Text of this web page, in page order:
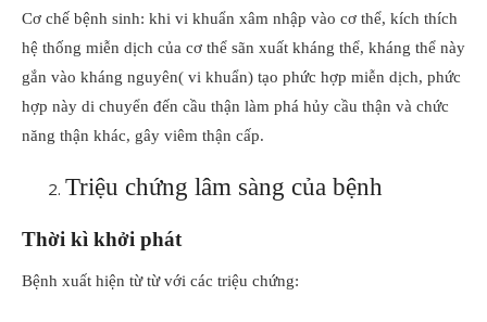
Cơ chế bệnh sinh: khi vi khuẩn xâm nhập vào cơ thể, kích thích
hệ thống miễn dịch của cơ thể sãn xuất kháng thể, kháng thể này
gắn vào kháng nguyên( vi khuẩn) tạo phức hợp miễn dịch, phức
hợp này di chuyển đến cầu thận làm phá hủy cầu thận và chức
năng thận khác, gây viêm thận cấp.
Triệu chứng lâm sàng của bệnh
Thời kì khởi phát
Bệnh xuất hiện từ từ với các triệu chứng: